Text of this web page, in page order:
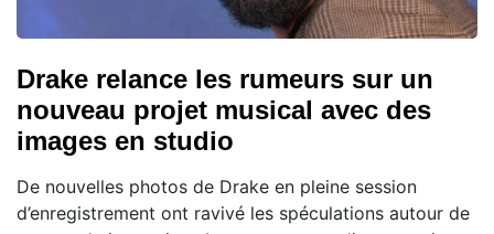
Drake relance les rumeurs sur un
nouveau projet musical avec des
images en studio
De nouvelles photos de Drake en pleine session
d’enregistrement ont ravivé les spéculations autour de